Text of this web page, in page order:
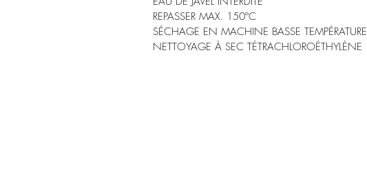
REPASSER MAX. 150ºC
SÉCHAGE EN MACHINE BASSE TEMPÉRATURE
NETTOYAGE À SEC TÉTRACHLOROÉTHYLÈNE